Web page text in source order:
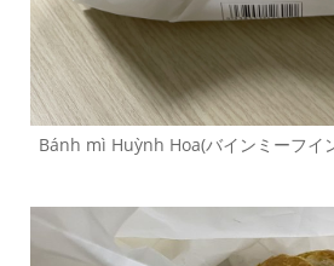
Bánh mì Huỳnh Hoa(バインミーフイ